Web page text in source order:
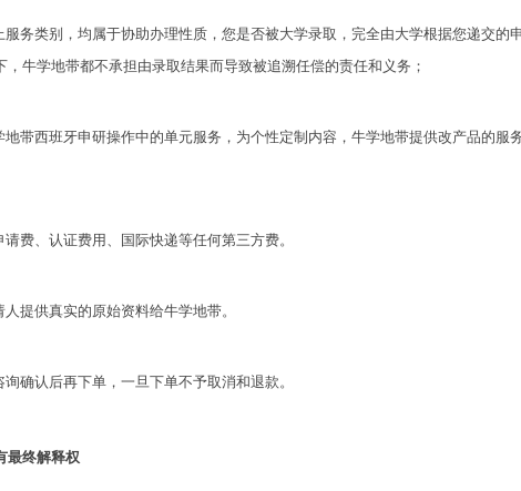
服务类别，均属于协助办理性质，您是否被大学录取，完全由大学根据您递交
，牛学地带都不承担由录取结果而导致被追溯任偿的责任和义务；
带西班牙申研操作中的单元服务，为个性定制内容，牛学地带提供改产品的
费、认证费用、国际快递等任何第三方费。
提供真实的原始资料给牛学地带。
确认后再下单，一旦下单不予取消和退款。
最终解释权